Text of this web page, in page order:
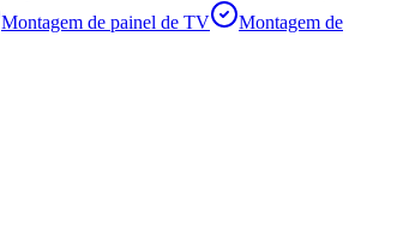
Montagem de painel de TV
Montagem de